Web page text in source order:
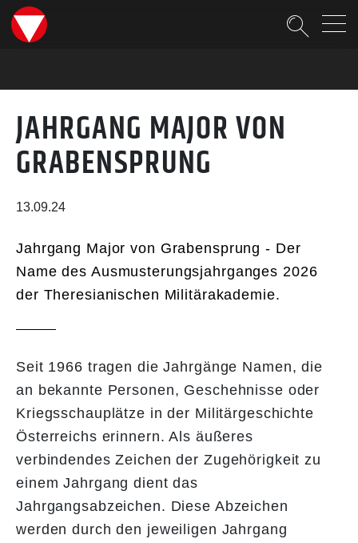
Suche
JAHRGANG MAJOR VON
GRABENSPRUNG
13.09.24
Jahrgang Major von Grabensprung - Der
Name des Ausmusterungsjahrganges 2026
der Theresianischen Militärakademie.
Seit 1966 tragen die Jahrgänge Namen, die
an bekannte Personen, Geschehnisse oder
Kriegsschauplätze in der Militärgeschichte
Österreichs erinnern. Als äußeres
verbindendes Zeichen der Zugehörigkeit zu
einem Jahrgang dient das
Jahrgangsabzeichen. Diese Abzeichen
werden durch den jeweiligen Jahrgang